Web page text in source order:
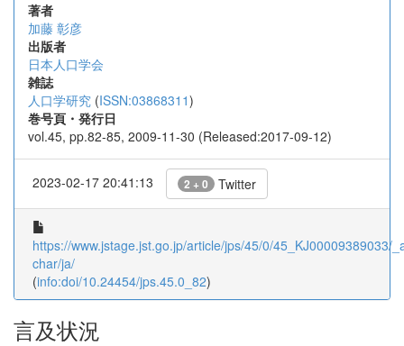
著者
加藤 彰彦
出版者
日本人口学会
雑誌
人口学研究 (ISSN:03868311)
巻号頁・発行日
vol.45, pp.82-85, 2009-11-30 (Released:2017-09-12)
2023-02-17 20:41:13 2 + 0 Twitter
https://www.jstage.jst.go.jp/article/jps/45/0/45_KJ00009389033/
char/ja/
(info:doi/10.24454/jps.45.0_82)
言及状況